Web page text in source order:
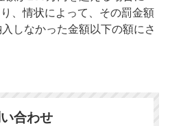
、情状によって、その罰金額
しなかった金額以下の額にさ
合わせ